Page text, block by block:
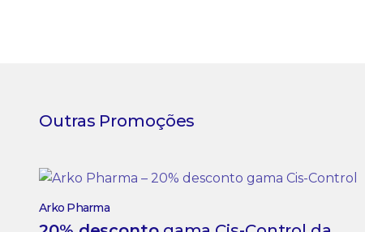
Outras Promoções
Arko Pharma